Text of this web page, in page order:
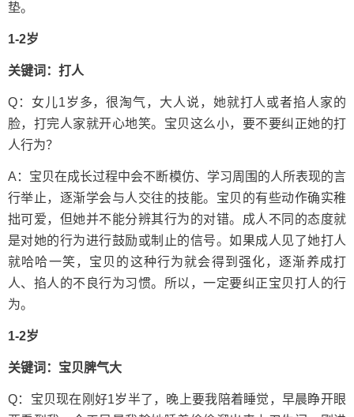
垫。
1-2岁
关键词：打人
Q：女儿1岁多，很淘气，大人说，她就打人或者掐人家的
脸，打完人家就开心地笑。宝贝这么小，要不要纠正她的打
人行为？
A：宝贝在成长过程中会不断模仿、学习周围的人所表现的言
行举止，逐渐学会与人交往的技能。宝贝的有些动作确实稚
拙可爱，但她并不能分辨其行为的对错。成人不同的态度就
是对她的行为进行鼓励或制止的信号。如果成人见了她打人
就哈哈一笑，宝贝的这种行为就会得到强化，逐渐养成打
人、掐人的不良行为习惯。所以，一定要纠正宝贝打人的行
为。
1-2岁
关键词：宝贝脾气大
Q：宝贝现在刚好1岁半了，晚上要我陪着睡觉，早晨睁开眼